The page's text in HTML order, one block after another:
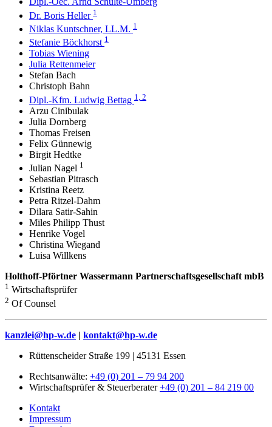
Dr. Boris Heller 1
Niklas Kuntschner, LL.M. 1
Stefanie Böckhorst 1
Tobias Wiening
Julia Rettenmeier
Stefan Bach
Christoph Bahn
Dipl.-Kfm. Ludwig Bettag 1, 2
Arzu Cinibulak
Julia Dornberg
Thomas Freisen
Felix Günnewig
Birgit Hedtke
Julian Nagel 1
Sebastian Pitrasch
Kristina Reetz
Petra Ritzel-Dahm
Dilara Satir-Sahin
Miles Philipp Thust
Henrike Vogel
Christina Wiegand
Luisa Willkens
Holthoff-Pförtner Wassermann Partnerschaftsgesellschaft mbB
1 Wirtschaftsprüfer
2 Of Counsel
kanzlei@hp-w.de | kontakt@hp-w.de
Rüttenscheider Straße 199 | 45131 Essen
Rechtsanwälte: +49 (0) 201 – 79 94 200
Wirtschaftsprüfer & Steuerberater+49 (0) 201 – 84 219 00
Kontakt
Impressum